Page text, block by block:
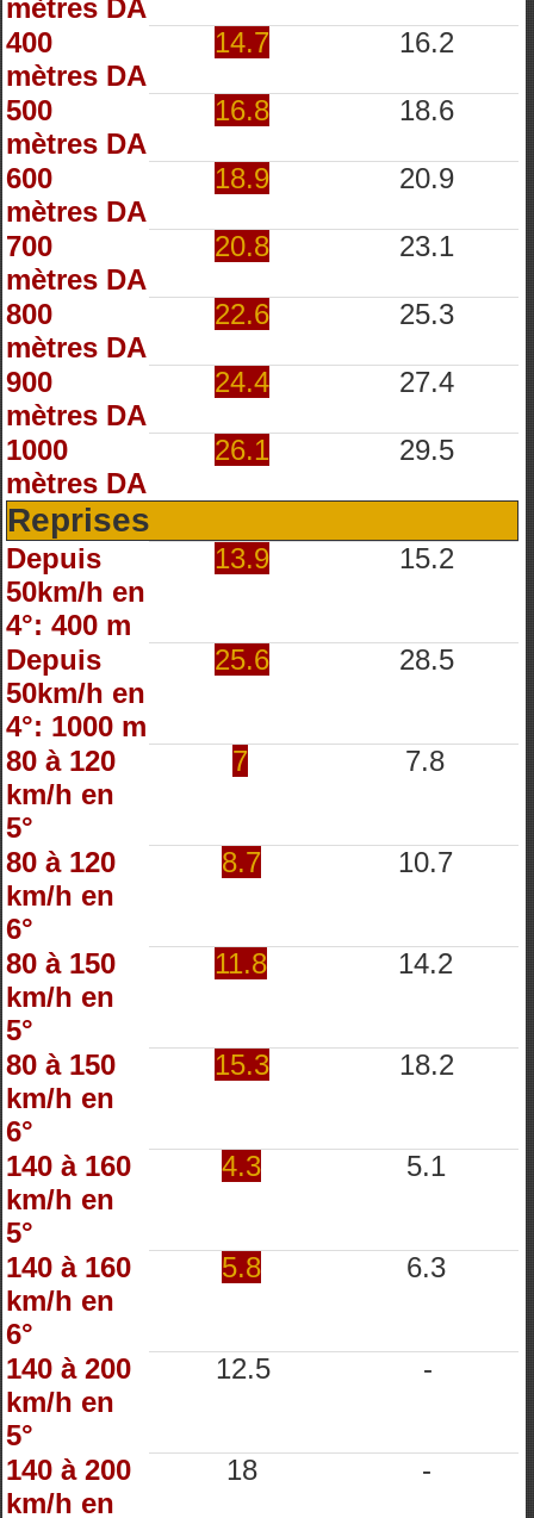
mètres DA
400
mètres DA
14.7 16.2
500
mètres DA
16.8 18.6
600
mètres DA
18.9 20.9
700
mètres DA
20.8 23.1
800
mètres DA
22.6 25.3
900
mètres DA
24.4 27.4
1000
mètres DA
26.1 29.5
Reprises
Depuis
50km/h en
4°: 400 m
13.9 15.2
Depuis
50km/h en
4°: 1000 m
25.6 28.5
80 à 120
km/h en
5°
7 7.8
80 à 120
km/h en
6°
8.7 10.7
80 à 150
km/h en
5°
11.8 14.2
80 à 150
km/h en
6°
15.3 18.2
140 à 160
km/h en
5°
4.3 5.1
140 à 160
km/h en
6°
5.8 6.3
140 à 200
km/h en
5°
12.5 -
140 à 200
km/h en
18 -